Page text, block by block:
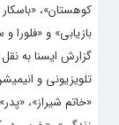
کوهستان»،
بازیابی» و
گزارش ایسنا به
تلویزیونی و